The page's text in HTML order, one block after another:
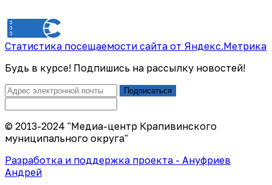
Статистика посещаемости сайта от Яндекс.Метрика
Будь в курсе! Подпишись на рассылку новостей!
Подписаться
© 2013-2024 "Медиа-центр Крапивинского
муниципального округа"
Разработка и поддержка проекта - Ануфриев
Андрей